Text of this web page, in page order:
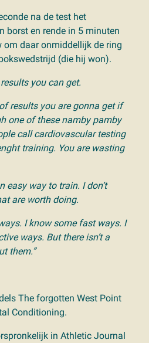
na de test het
borst en rende in 5 minuten
om daar onmiddellijk de ring
(die hij won).
you can get.
results you are gonna get if
one of these namby pamby
call cardiovascular testing
training. You are wasting
easy way to train. I don’t
are worth doing.
I know some fast ways. I
ways. But there isn’t a
them.”
The forgotten West Point
Conditioning.
in Athletic Journal